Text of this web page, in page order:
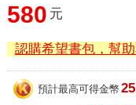
580 元
認購希望書包，幫
預計最高可得金幣 25